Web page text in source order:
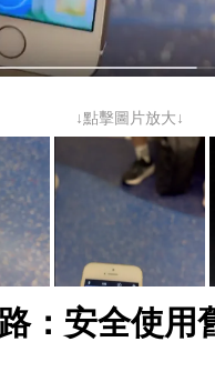
↓點擊圖片放大↓
：安全使用